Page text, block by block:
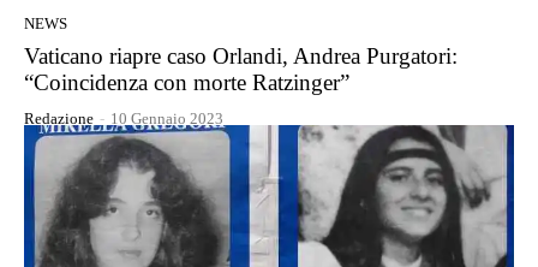
NEWS
Vaticano riapre caso Orlandi, Andrea Purgatori:
“Coincidenza con morte Ratzinger”
Redazione - 10 Gennaio 2023